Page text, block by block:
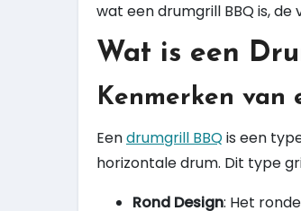
wat een drumgrill BBQ is,
Wat is een
Kenmerken van
Eendrumgrill BBQis een
horizontale drum. Dit type
Rond Design: Het